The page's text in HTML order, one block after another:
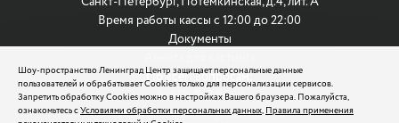
Шоу-пространство Ленинград Центр защищает персональные данные
пользователей и обрабатывает Cookies только для персонализации сервисов.
Запретить обработку Cookies можно в настройках Вашего браузера. Пожалуйста,
ознакомьтесь сУсловиями обработки персональных данных,Правила применения
Время работы кассы с 12:00 до 22:00
Документы
По всем вопросам:
8 (812) 242 9999
reservation@leningradcenter.ru